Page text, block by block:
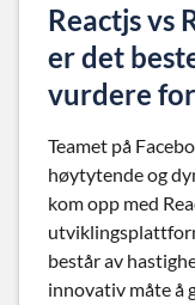
Reactjs vs
er det
vurdere
Teamet på
høytytende og
kom opp med
består av
innovativ måte å